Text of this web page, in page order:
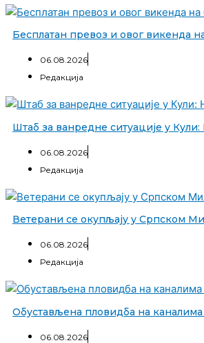
Бесплатан превоз и овог викенда
06.08.2026
Редакција
Штаб за ванредне ситуације у
06.08.2026
Редакција
Ветерани се окупљају у Српском
06.08.2026
Редакција
Обустављена пловидба на
06.08.2026